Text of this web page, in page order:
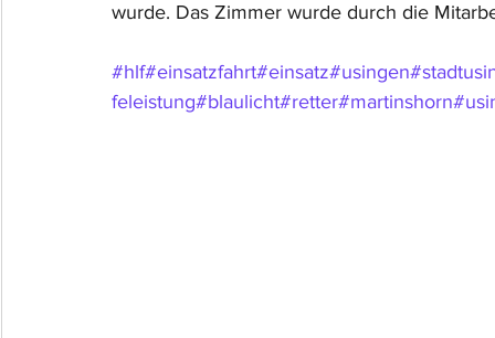
wurde. Das Zimmer wurde durch die
#hlf#einsatzfahrt#einsatz#usingen
feleistung#blaulicht#retter#martinshorn